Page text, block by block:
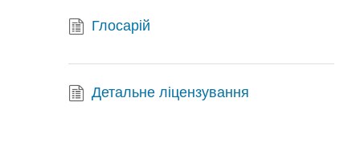
Глосарій
Детальне ліцензування